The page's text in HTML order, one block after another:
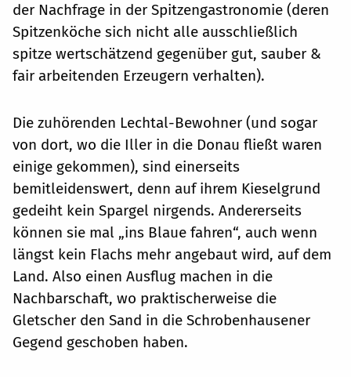
der Nachfrage in der Spitzengastronomie (deren
Spitzenköche sich nicht alle ausschließlich
spitze wertschätzend gegenüber gut, sauber &
fair arbeitenden Erzeugern verhalten).
Die zuhörenden Lechtal-Bewohner (und sogar
von dort, wo die Iller in die Donau fließt waren
einige gekommen), sind einerseits
bemitleidenswert, denn auf ihrem Kieselgrund
gedeiht kein Spargel nirgends. Andererseits
können sie mal „ins Blaue fahren“, auch wenn
längst kein Flachs mehr angebaut wird, auf dem
Land. Also einen Ausflug machen in die
Nachbarschaft, wo praktischerweise die
Gletscher den Sand in die Schrobenhausener
Gegend geschoben haben.